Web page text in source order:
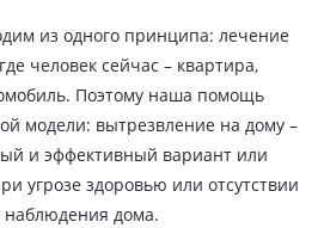
из одного принципа: лечение
человек сейчас – квартира,
Поэтому наша помощь
модели: вытрезвление на дому –
и эффективный вариант или
угрозе здоровью или отсутствии
наблюдения дома.